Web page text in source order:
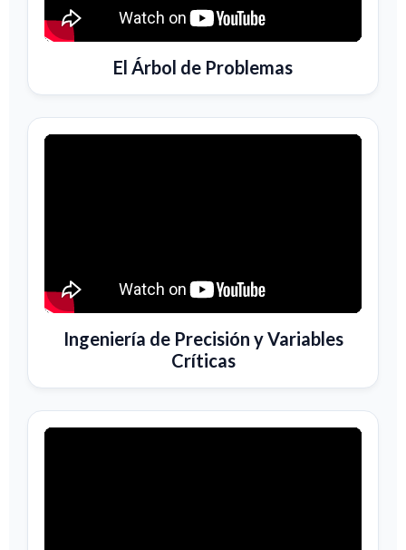
El Árbol de Problemas
Ingeniería de Precisión y Variables
Críticas